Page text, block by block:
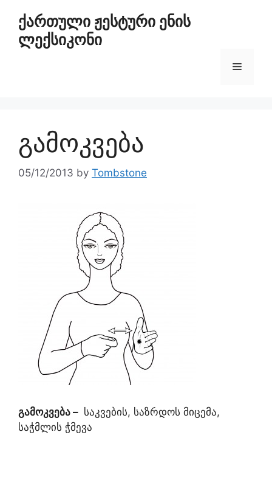
ქართული ჟესტური ენის
ლექსიკონი
გამოკვება
05/12/2013 by Tombstone
გამოკვება – საკვების, საზრდოს მიცემა,
საჭმლის ჭმევა